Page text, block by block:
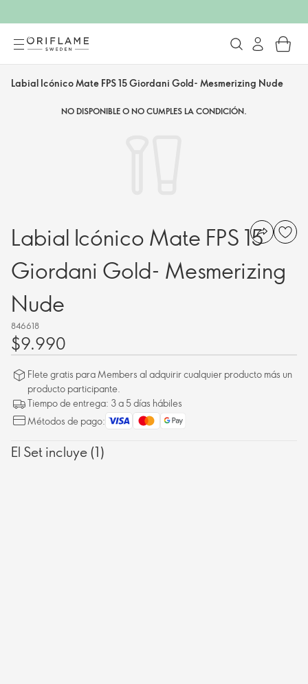
Labial Icónico Mate FPS 15 Giordani Gold- Mesmerizing Nude
NO DISPONIBLE O NO CUMPLES LA CONDICIÓN.
Labial Icónico Mate FPS 15
Giordani Gold- Mesmerizing
Nude
846618
$9.990
Flete gratis para Members al adquirir cualquier producto más un
producto participante.
Tiempo de entrega: 3 a 5 días hábiles
Métodos de pago:
El Set incluye (1)